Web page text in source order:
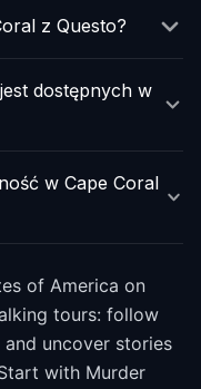
z Questo?
dostępnych w
w Cape Coral
of America on
tours: follow
uncover stories
with Murder